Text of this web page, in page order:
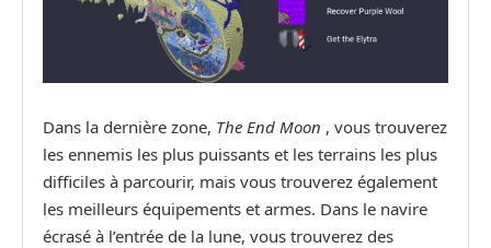
Dans la dernière zone, The End Moon , vous trouverez
les ennemis les plus puissants et les terrains les plus
difficiles à parcourir, mais vous trouverez également
les meilleurs équipements et armes. Dans le navire
écrasé à l’entrée de la lune, vous trouverez des